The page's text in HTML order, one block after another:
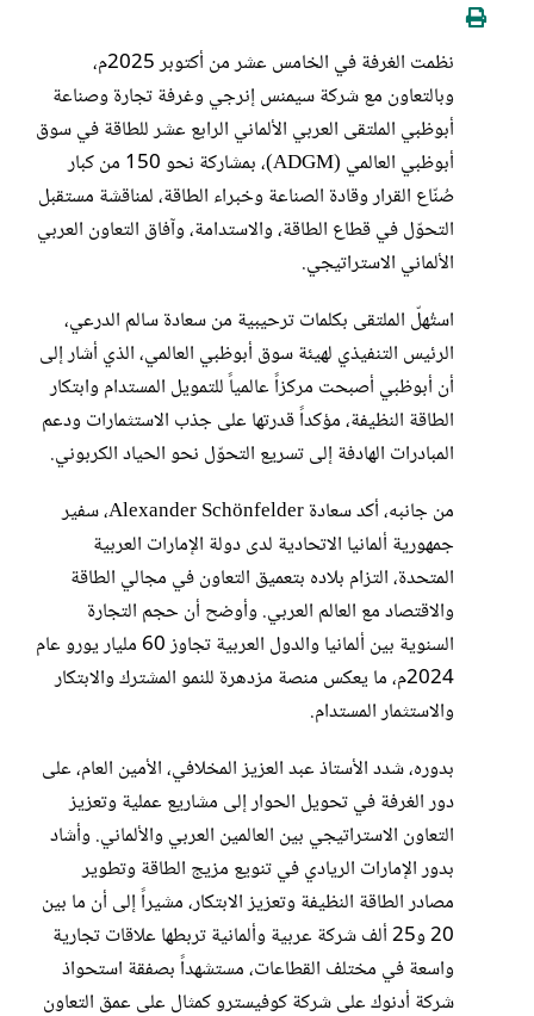
نظمت الغرفة في الخامس عشر من أكتوبر 2025م،
وبالتعاون مع شركة سيمنس إنرجي وغرفة تجارة وصناعة
أبوظبي الملتقى العربي الألماني الرابع عشر للطاقة في سوق
أبوظبي العالمي (ADGM)، بمشاركة نحو 150 من كبار
صُنّاع القرار وقادة الصناعة وخبراء الطاقة، لمناقشة مستقبل
التحوّل في قطاع الطاقة، والاستدامة، وآفاق التعاون العربي
الألماني الاستراتيجي.
استُهلّ الملتقى بكلمات ترحيبية من سعادة سالم الدرعي،
الرئيس التنفيذي لهيئة سوق أبوظبي العالمي، الذي أشار إلى
أن أبوظبي أصبحت مركزاً عالمياً للتمويل المستدام وابتكار
الطاقة النظيفة، مؤكداً قدرتها على جذب الاستثمارات ودعم
المبادرات الهادفة إلى تسريع التحوّل نحو الحياد الكربوني.
من جانبه، أكد سعادة Alexander Schönfelder، سفير
جمهورية ألمانيا الاتحادية لدى دولة الإمارات العربية
المتحدة، التزام بلاده بتعميق التعاون في مجالي الطاقة
والاقتصاد مع العالم العربي. وأوضح أن حجم التجارة
السنوية بين ألمانيا والدول العربية تجاوز 60 مليار يورو عام
2024م، ما يعكس منصة مزدهرة للنمو المشترك والابتكار
والاستثمار المستدام.
بدوره، شدد الأستاذ عبد العزيز المخلافي، الأمين العام، على
دور الغرفة في تحويل الحوار إلى مشاريع عملية وتعزيز
التعاون الاستراتيجي بين العالمين العربي والألماني. وأشاد
بدور الإمارات الريادي في تنويع مزيج الطاقة وتطوير
مصادر الطاقة النظيفة وتعزيز الابتكار، مشيراً إلى أن ما بين
20 و25 ألف شركة عربية وألمانية تربطها علاقات تجارية
واسعة في مختلف القطاعات، مستشهداً بصفقة استحواذ
شركة أدنوك على شركة كوفيسترو كمثال على عمق التعاون